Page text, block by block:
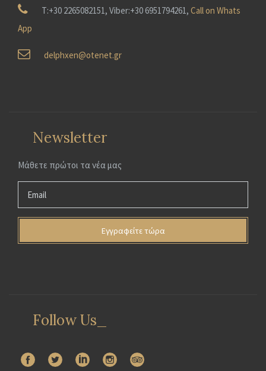
T:+30 2265082151, Viber:+30 6951794261, Call on Whats
App
delphxen@otenet.gr
Newsletter
Μάθετε πρώτοι τα νέα μας
Follow Us_